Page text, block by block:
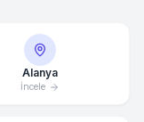
Alanya
İncele